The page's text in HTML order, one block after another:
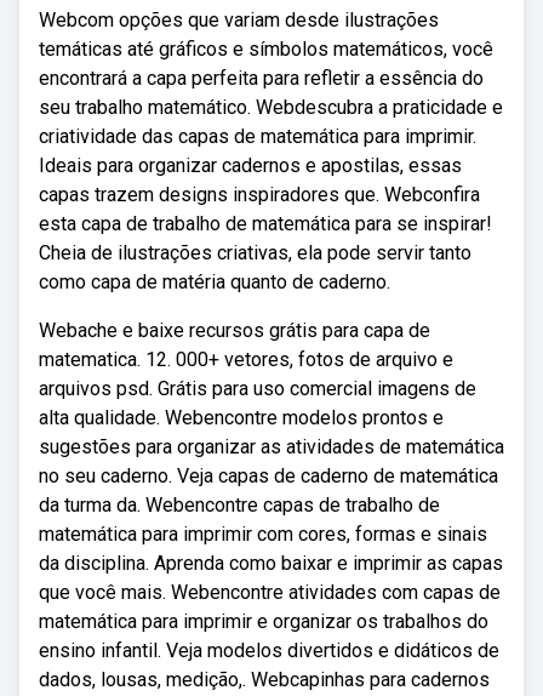
Webcom opções que variam desde ilustrações
temáticas até gráficos e símbolos matemáticos, você
encontrará a capa perfeita para refletir a essência do
seu trabalho matemático. Webdescubra a praticidade e
criatividade das capas de matemática para imprimir.
Ideais para organizar cadernos e apostilas, essas
capas trazem designs inspiradores que. Webconfira
esta capa de trabalho de matemática para se inspirar!
Cheia de ilustrações criativas, ela pode servir tanto
como capa de matéria quanto de caderno.
Webache e baixe recursos grátis para capa de
matematica. 12. 000+ vetores, fotos de arquivo e
arquivos psd. Grátis para uso comercial imagens de
alta qualidade. Webencontre modelos prontos e
sugestões para organizar as atividades de matemática
no seu caderno. Veja capas de caderno de matemática
da turma da. Webencontre capas de trabalho de
matemática para imprimir com cores, formas e sinais
da disciplina. Aprenda como baixar e imprimir as capas
que você mais. Webencontre atividades com capas de
matemática para imprimir e organizar os trabalhos do
ensino infantil. Veja modelos divertidos e didáticos de
dados, lousas, medição,. Webcapinhas para cadernos